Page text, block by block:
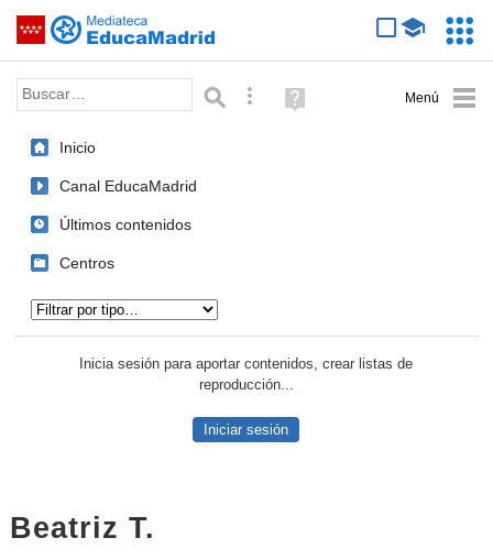
Saltar navegación
Palabra o frase: Búsqueda avanzada
Ayuda
(en
Inicio
Canal EducaMadrid
Últimos contenidos
Centros
Inicia sesión para aportar contenidos, crear listas de
reproducción...
Iniciar sesión
Beatriz T.